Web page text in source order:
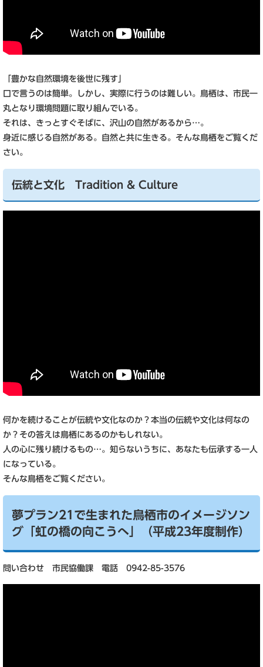
「豊かな自然環境を後世に残す」
口で言うのは簡単。しかし、実際に行うのは難しい。鳥栖は、市民一
丸となり環境問題に取り組んでいる。
それは、きっとすぐそばに、沢山の自然があるから…。
身近に感じる自然がある。自然と共に生きる。そんな鳥栖をご覧くだ
さい。
伝統と文化 Tradition & Culture
何かを続けることが伝統や文化なのか？本当の伝統や文化は何なの
か？その答えは鳥栖にあるのかもしれない。
人の心に残り続けるもの…。知らないうちに、あなたも伝承する一人
になっている。
そんな鳥栖をご覧ください。
夢プラン21で生まれた鳥栖市のイメージソン
グ「虹の橋の向こうへ」（平成23年度制作）
問い合わせ 市民協働課 電話 0942-85-3576